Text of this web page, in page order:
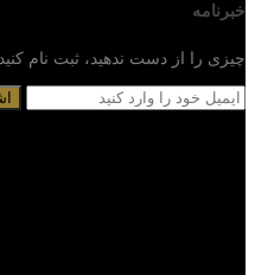
خبرنامه
چیزی را از دست ندهید، ثبت نام